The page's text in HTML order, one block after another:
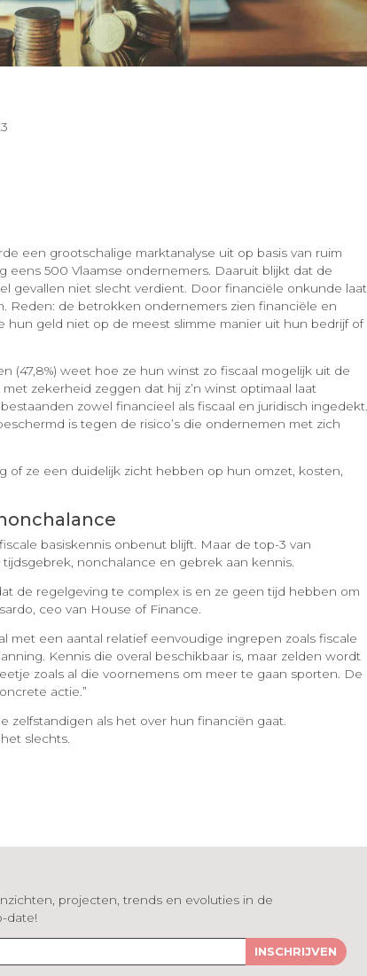
een grootschalige marktanalyse uit op basis van ruim
500 Vlaamse ondernemers. Daaruit blijkt dat de
gevallen niet slecht verdient. Door financiële onkunde laat
Reden: de betrokken ondernemers zien financiële en
hun geld niet op de meest slimme manier uit hun bedrijf of
(47,8%) weet hoe ze hun winst zo fiscaal mogelijk uit de
zekerheid zeggen dat hij z’n winst optimaal laat
zowel financieel als fiscaal en juridisch ingedekt.
is tegen de risico’s die ondernemen met zich
of ze een duidelijk zicht hebben op hun omzet, kosten,
basiskennis onbenut blijft. Maar de top-3 van
nonchalance en gebrek aan kennis.
de regelgeving te complex is en ze geen tijd hebben om
ceo van House of Finance.
met een aantal relatief eenvoudige ingrepen zoals fiscale
Kennis die overal beschikbaar is, maar zelden wordt
zoals al die voornemens om meer te gaan sporten. De
actie.”
zelfstandigen als het over hun financiën gaat.
slechts.
projecten, trends en evoluties in de
date!
INSCHRIJVEN